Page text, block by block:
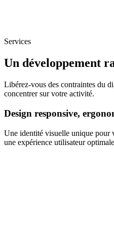
Services
Un développement
Libérez-vous des contraintes du
concentrer sur votre activité.
Design responsive,
Une identité visuelle unique pour
une expérience utilisateur